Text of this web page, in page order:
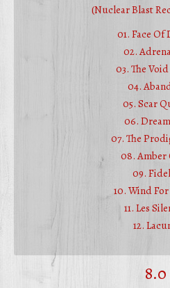
(Nuclear Blast
01. Face Of
02.
03. The
04.
05. Scar
06.
07. The
08. Amber
09.
10. Wind
11. Les
12.
8.0